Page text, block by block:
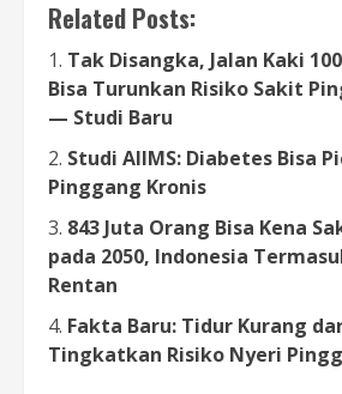
Related Posts:
Tak Disangka, Jalan Kaki
Bisa Turunkan Risiko Sakit
— Studi Baru
Studi AIIMS: Diabetes Bisa
Pinggang Kronis
843 Juta Orang Bisa Kena
pada 2050, Indonesia
Rentan
Fakta Baru: Tidur Kurang
Tingkatkan Risiko Nyeri